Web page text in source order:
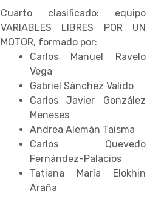
Cuarto clasificado: equipo
VARIABLES LIBRES POR UN
MOTOR, formado por:
Carlos Manuel Ravelo
Vega
Gabriel Sánchez Valido
Carlos Javier González
Meneses
Andrea Alemán Taisma
Carlos Quevedo
Fernández-Palacios
Tatiana María Elokhin
Araña